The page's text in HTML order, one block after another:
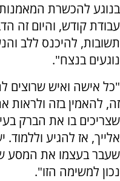
בנוגע להכשרת
עבודת קודש, והיום זה
תשובות, להיכנס ללב
נוגעים בנצח".
"כל אישה ואיש שרוצים
זה, להאמין בזה ולראות
שצריכים בו את הברק
אלייך, אז להגיע
שעבר בעצמו את המסע
נכון למשימה הזו".